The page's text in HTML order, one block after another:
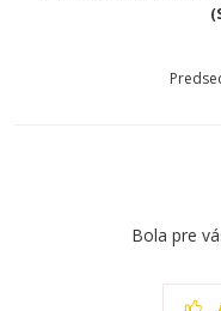
Bola pre